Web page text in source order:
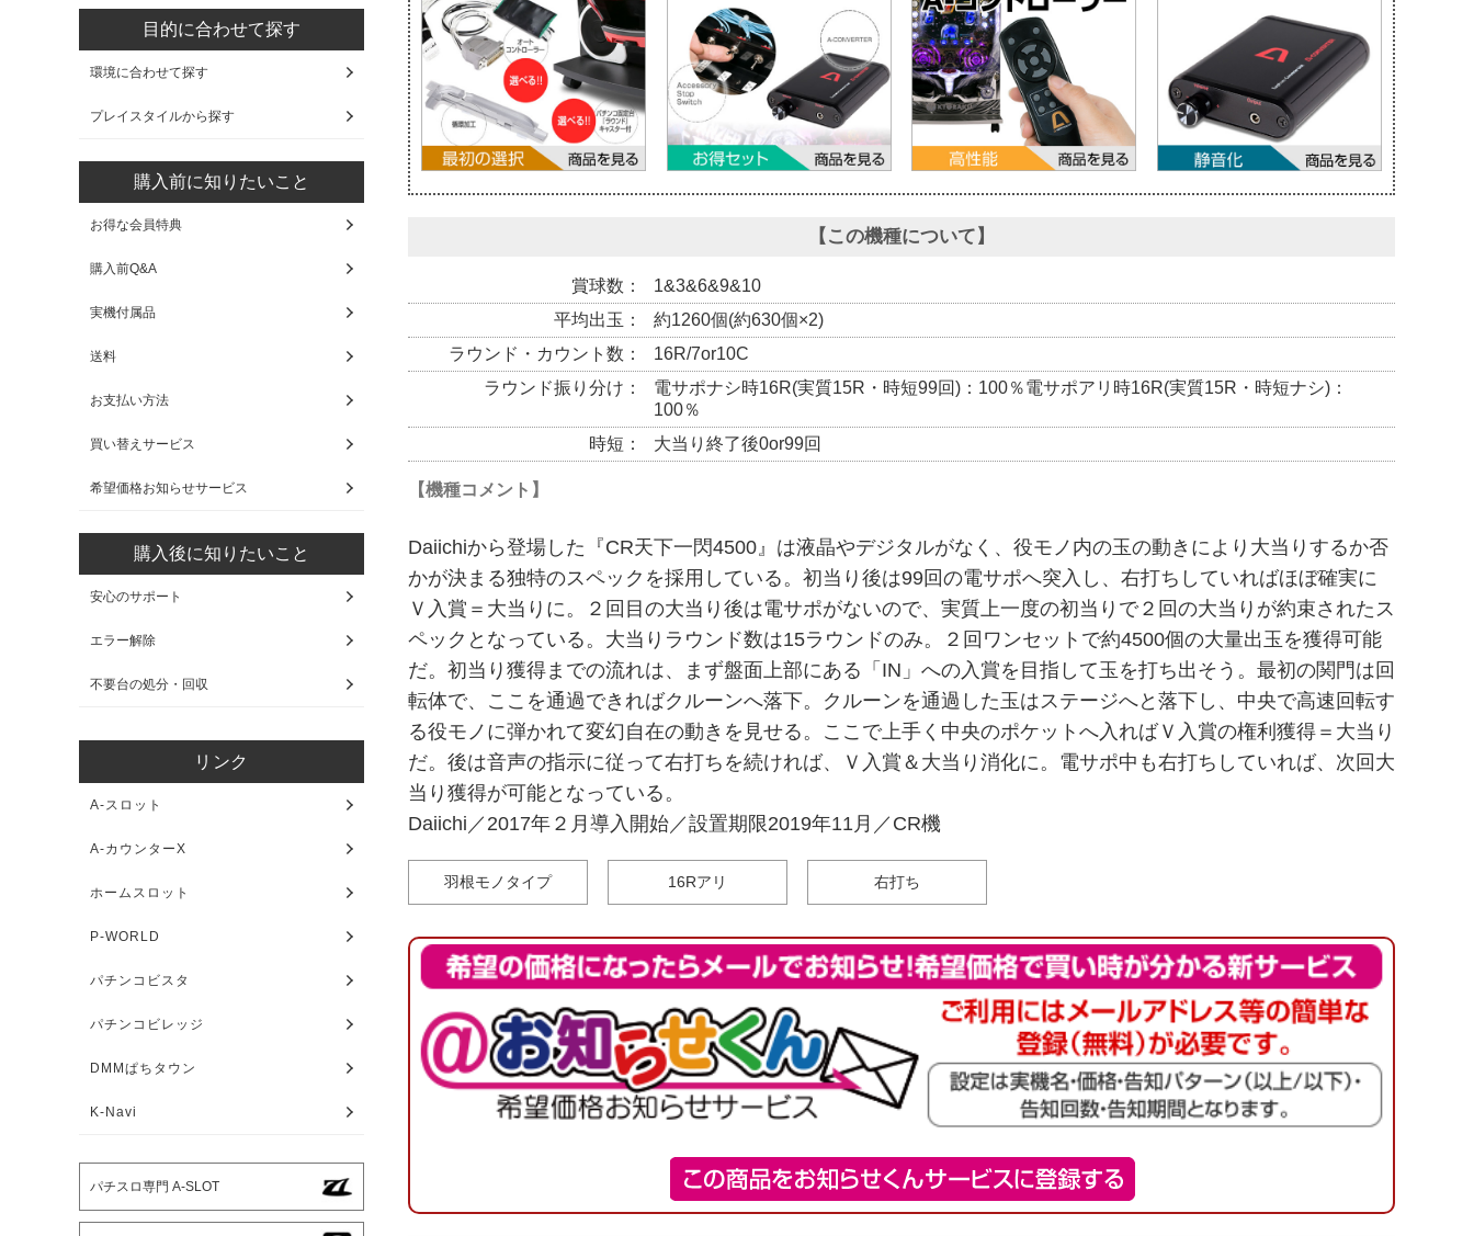
【この機種について】
賞球数
1&3&6&9&10
平均出玉
約1260個(約630個×2)
ラウンド・カウント数
16R/7or10C
ラウンド振り分け
電サポナシ時16R(実質15R・時短99回)：100％電サポアリ時16R(実質15R・時短ナシ)：
100％
時短
大当り終了後0or99回
【機種コメント】
Daiichiから登場した『CR天下一閃4500』は液晶やデジタルがなく、役モノ内の玉の動きにより大当りするか否
かが決まる独特のスペックを採用している。初当り後は99回の電サポへ突入し、右打ちしていればほぼ確実に
Ｖ入賞＝大当りに。２回目の大当り後は電サポがないので、実質上一度の初当りで２回の大当りが約束されたス
ペックとなっている。大当りラウンド数は15ラウンドのみ。２回ワンセットで約4500個の大量出玉を獲得可能
だ。初当り獲得までの流れは、まず盤面上部にある「IN」への入賞を目指して玉を打ち出そう。最初の関門は回
転体で、ここを通過できればクルーンへ落下。クルーンを通過した玉はステージへと落下し、中央で高速回転す
る役モノに弾かれて変幻自在の動きを見せる。ここで上手く中央のポケットへ入ればＶ入賞の権利獲得＝大当り
だ。後は音声の指示に従って右打ちを続ければ、Ｖ入賞＆大当り消化に。電サポ中も右打ちしていれば、次回大
当り獲得が可能となっている。
Daiichi／2017年２月導入開始／設置期限2019年11月／CR機
羽根モノタイプ 16Rアリ 右打ち
目的に合わせて探す
環境に合わせて探す
プレイスタイルから探す
購入前に知りたいこと
お得な会員特典
購入前Q&A
実機付属品
送料
お支払い方法
買い替えサービス
希望価格お知らせサービス
購入後に知りたいこと
安心のサポート
エラー解除
不要台の処分・回収
リンク
A-スロット
A-カウンターX
ホームスロット
P-WORLD
パチンコビスタ
パチンコビレッジ
DMMぱちタウン
K-Navi
パチスロ専門 A-SLOT